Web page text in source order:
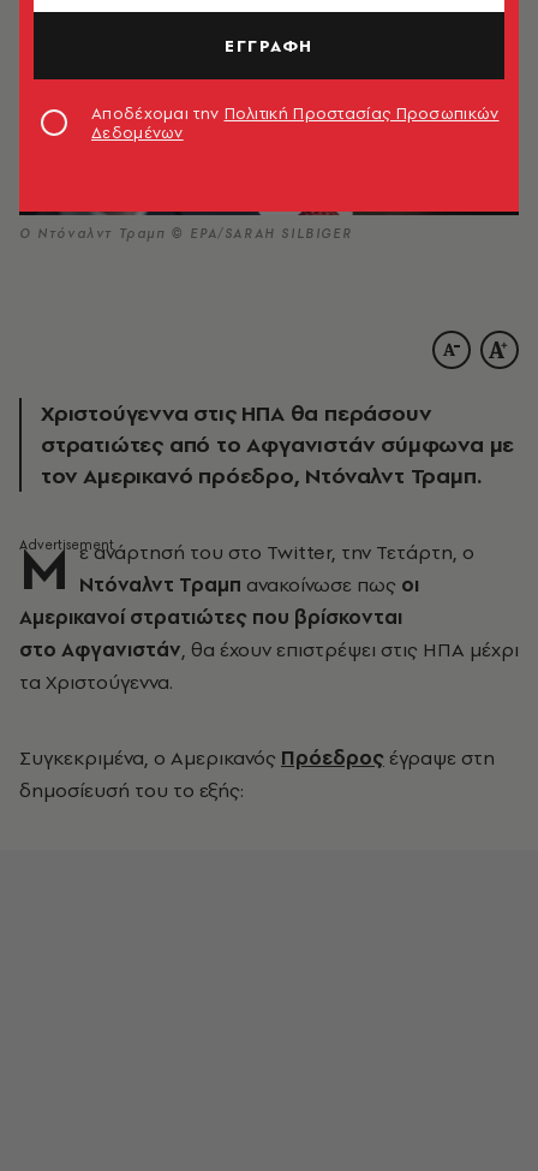
Ο Ντόναλντ Τραμπ © EPA/SARAH SILBIGER
Χριστούγεννα στις ΗΠΑ θα περάσουν
στρατιώτες από το Αφγανιστάν σύμφωνα με
τον Αμερικανό πρόεδρο, Ντόναλντ Τραμπ.
Μ ε ανάρτησή του στο Twitter, την Τετάρτη, ο
Ντόναλντ Τραμπ ανακοίνωσε πως οι
Αμερικανοί στρατιώτες που βρίσκονται
στο Αφγανιστάν, θα έχουν επιστρέψει στις ΗΠΑ μέχρι
τα Χριστούγεννα.
Συγκεκριμένα, ο Αμερικανός Πρόεδρος έγραψε στη
δημοσίευσή του το εξής:
ΕΓΓΡΑΦΗ
Αποδέχομαι την Πολιτική Προστασίας Προσωπικών
Δεδομένων